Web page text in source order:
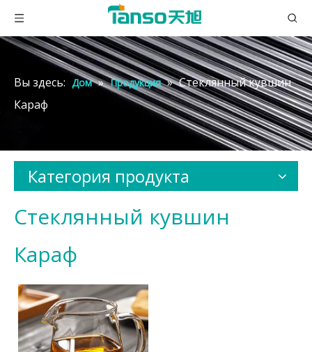
Вы здесь: Дом » Продукция » Стеклянный кувшин
Караф
Категория продукта
Стеклянный кувшин
Караф